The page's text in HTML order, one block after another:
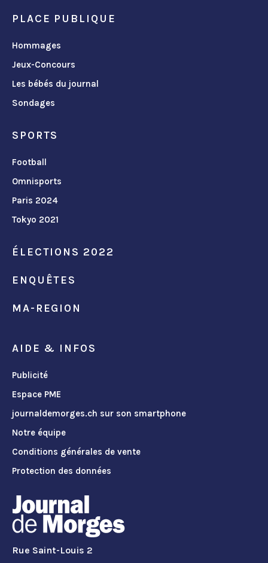
PLACE PUBLIQUE
Hommages
Jeux-Concours
Les bébés du journal
Sondages
SPORTS
Football
Omnisports
Paris 2024
Tokyo 2021
ÉLECTIONS 2022
ENQUÊTES
MA-REGION
AIDE & INFOS
Publicité
Espace PME
journaldemorges.ch sur son smartphone
Notre équipe
Conditions générales de vente
Protection des données
Rue Saint-Louis 2